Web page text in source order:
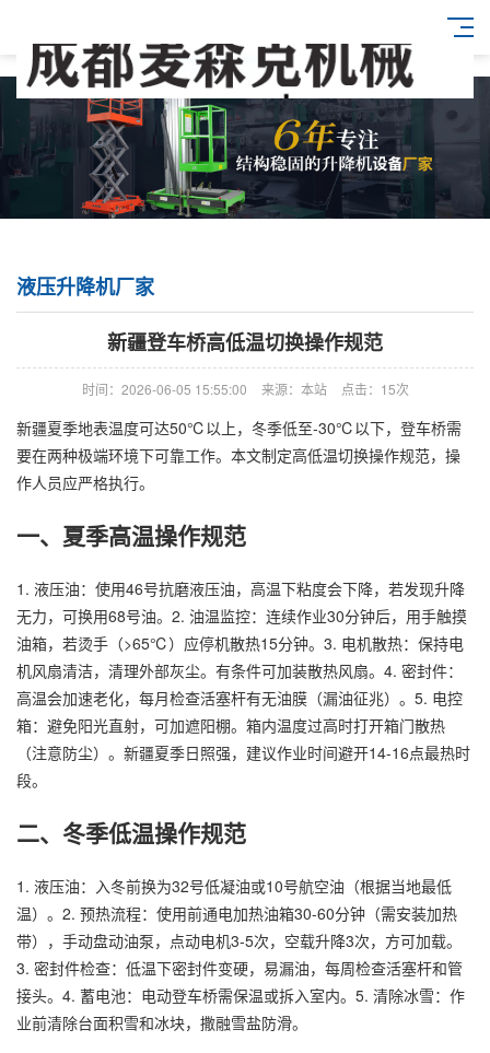
液压升降机厂家
新疆登车桥高低温切换操作规范
时间：2026-06-05 15:55:00 来源：本站 点击：15次
新疆夏季地表温度可达50℃以上，冬季低至-30℃以下，登车桥需
要在两种极端环境下可靠工作。本文制定高低温切换操作规范，操
作人员应严格执行。
一、夏季高温操作规范
1. 液压油：使用46号抗磨液压油，高温下粘度会下降，若发现升降
无力，可换用68号油。2. 油温监控：连续作业30分钟后，用手触摸
油箱，若烫手（>65℃）应停机散热15分钟。3. 电机散热：保持电
机风扇清洁，清理外部灰尘。有条件可加装散热风扇。4. 密封件：
高温会加速老化，每月检查活塞杆有无油膜（漏油征兆）。5. 电控
箱：避免阳光直射，可加遮阳棚。箱内温度过高时打开箱门散热
（注意防尘）。新疆夏季日照强，建议作业时间避开14-16点最热时
段。
二、冬季低温操作规范
1. 液压油：入冬前换为32号低凝油或10号航空油（根据当地最低
温）。2. 预热流程：使用前通电加热油箱30-60分钟（需安装加热
带），手动盘动油泵，点动电机3-5次，空载升降3次，方可加载。
3. 密封件检查：低温下密封件变硬，易漏油，每周检查活塞杆和管
接头。4. 蓄电池：电动登车桥需保温或拆入室内。5. 清除冰雪：作
业前清除台面积雪和冰块，撒融雪盐防滑。